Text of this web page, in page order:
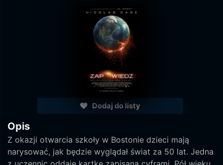
Dodaj do listy
Opis
Z okazji otwarcia szkoły w Bostonie dzieci mają
narysować, jak będzie wyglądał świat za 50 lat. Jedna